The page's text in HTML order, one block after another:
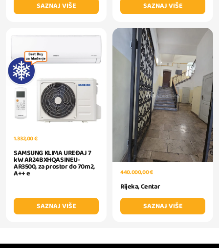
SAZNAJ VIŠE
SAZNAJ VIŠE
1.332,00 €
SAMSUNG KLIMA UREĐAJ 7
kW AR24BXHQASINEU-
AR3500, za prostor do 70m2,
A++ e
SAZNAJ VIŠE
440.000,00 €
Rijeka, Centar
SAZNAJ VIŠE